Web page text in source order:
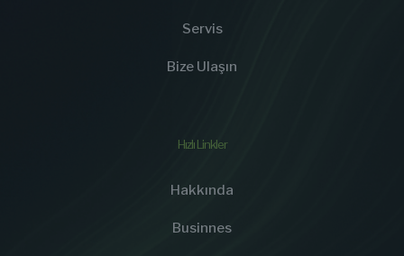
Servis
Bize Ulaşın
Hızlı Linkler
Hakkında
Businnes